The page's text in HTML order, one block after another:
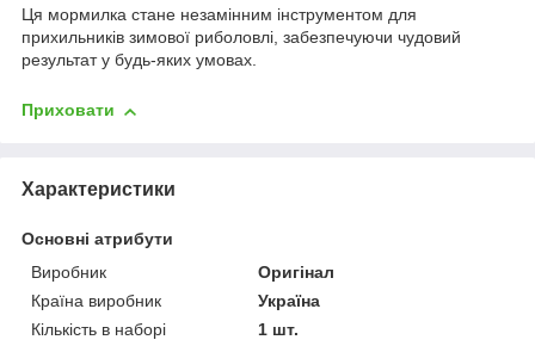
Ця мормилка стане незамінним інструментом для
прихильників зимової риболовлі, забезпечуючи чудовий
результат у будь-яких умовах.
Приховати
Характеристики
Основні атрибути
Виробник
Оригінал
Країна виробник
Україна
Кількість в наборі
1 шт.